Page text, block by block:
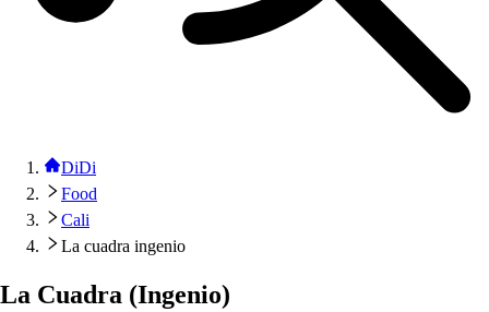
DiDi
Food
Cali
La cuadra ingenio
La Cuadra (Ingenio)